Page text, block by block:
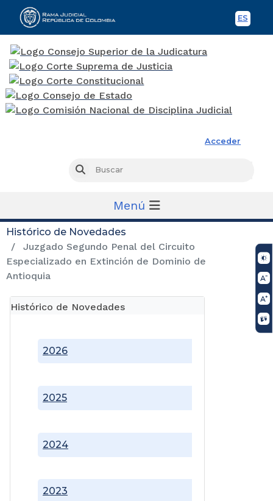
ES
Acceder
Buscar
Menú
Histórico de Novedades
Juzgado Segundo Penal del Circuito
Especializado en Extinción de Dominio de
Antioquia
Histórico de Novedades
2023
2024
2025
2026